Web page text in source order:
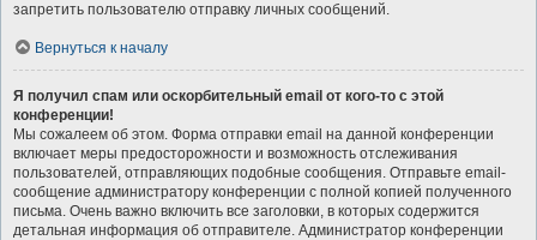
запретить пользователю отправку личных сообщений.
Вернуться к началу
Я получил спам или оскорбительный email от кого-то с этой
конференции!
Мы сожалеем об этом. Форма отправки email на данной конференции
включает меры предосторожности и возможность отслеживания
пользователей, отправляющих подобные сообщения. Отправьте email-
сообщение администратору конференции с полной копией полученного
письма. Очень важно включить все заголовки, в которых содержится
детальная информация об отправителе. Администратор конференции